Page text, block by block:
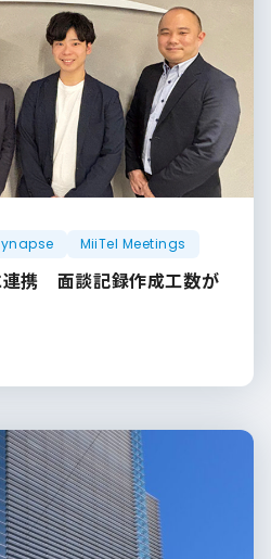
MiiTel Meetings
連携 面談記録作成工数が